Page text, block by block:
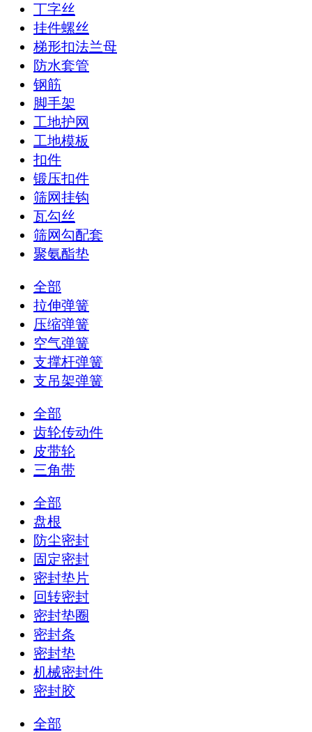
丁字丝
挂件螺丝
梯形扣法兰母
防水套管
钢筋
脚手架
工地护网
工地模板
扣件
锻压扣件
筛网挂钩
瓦勾丝
筛网勾配套
聚氨酯垫
全部
拉伸弹簧
压缩弹簧
空气弹簧
支撑杆弹簧
支吊架弹簧
全部
齿轮传动件
皮带轮
三角带
全部
盘根
防尘密封
固定密封
密封垫片
回转密封
密封垫圈
密封条
密封垫
机械密封件
密封胶
全部